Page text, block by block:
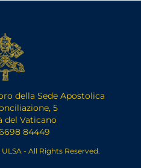
della Sede Apostolica
5
del Vaticano
84449
- All Rights Reserved.